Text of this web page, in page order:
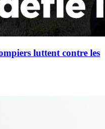
luttent contre les